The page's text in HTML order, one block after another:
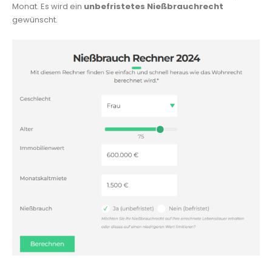
Monat. Es wird ein unbefristetes Nießbrauchrecht
gewünscht.